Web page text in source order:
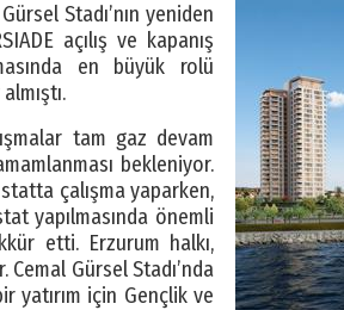
Stadı’nın yeniden
açılış ve kapanış
en büyük rolü
tam gaz devam
bekleniyor.
çalışma yaparken,
yapılmasında önemli
etti. Erzurum halkı,
Gürsel Stadı’nda
yatırım için Gençlik ve